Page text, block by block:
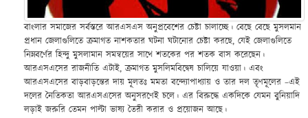
বাংলার সমাজের সর্বস্তরে আরএসএস অনুপ্রবেশের চেষ্টা চালাচ্ছে। বেছে বেছে মুসলমান
প্রধান জেলাগুলিতে ক্রমাগত নাশকতার ঘটনা ঘটানোর চেষ্টা করছে, যেই জেলাগুলিতে
নিম্নবর্ণের হিন্দু মুসলামান সমন্বয়ের সাথে শতকের পর শতক বাস করেছেন।
আরএসএসের রাজনীতি এটাই, ক্রমাগত মুসলিমবিদ্বেষ চালিয়ে যাওয়া। এবং
আরএসএসের বাড়বাড়ন্তের দায় মূলতঃ মমতা বন্দ্যোপাধ্যায় ও তার দল তৃণমূলের –এই
দলের নৈতিকতা আরএসএসের অনুসরণেই চলে। এর বিরুদ্ধে একদিকে যেমন বুনিয়াদি
লড়াই জরুরি তেমন পাল্টা ভাষ্য তৈরী করার ও প্রয়োজন আছে।